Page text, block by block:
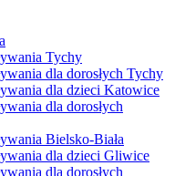
Tychy
dla dorosłych Tychy
dla dzieci Katowice
dla dorosłych
Bielsko-Biała
dla dzieci Gliwice
dla dorosłych